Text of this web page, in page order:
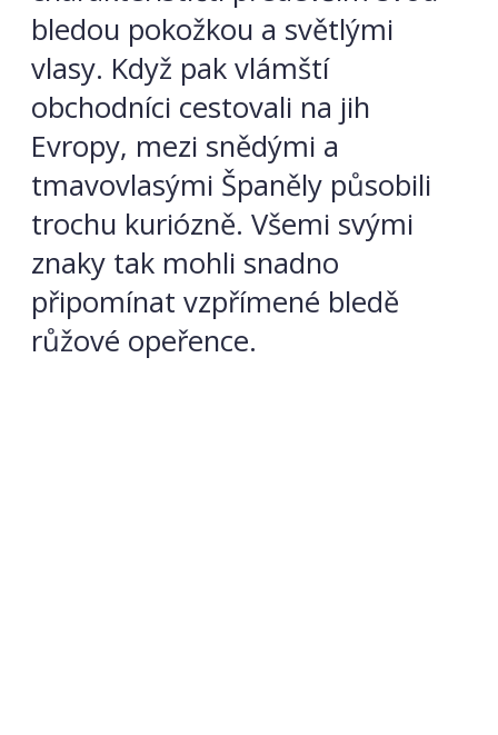
bledou pokožkou a světlými
vlasy. Když pak vlámští
obchodníci cestovali na jih
Evropy, mezi snědými a
tmavovlasými Španěly působili
trochu kuriózně. Všemi svými
znaky tak mohli snadno
připomínat vzpřímené bledě
růžové opeřence.